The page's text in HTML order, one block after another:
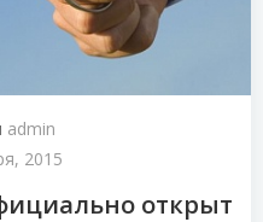
admin
2015
открыт